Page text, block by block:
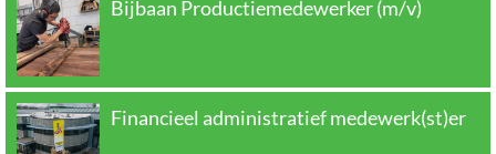
Bijbaan Productiemedewerker (m/v)
Financieel administratief medewerk(st)er